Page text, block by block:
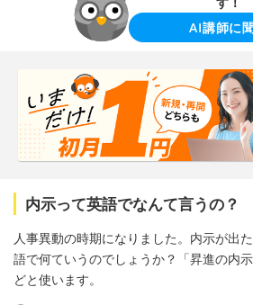
AI講師に
内示って英語でなんて言うの？
人事異動の時期になりました。内示が出
語で何ていうのでしょうか？「昇進の内
どと使います。